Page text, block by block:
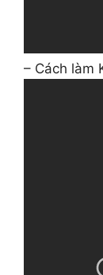
– Cách làm